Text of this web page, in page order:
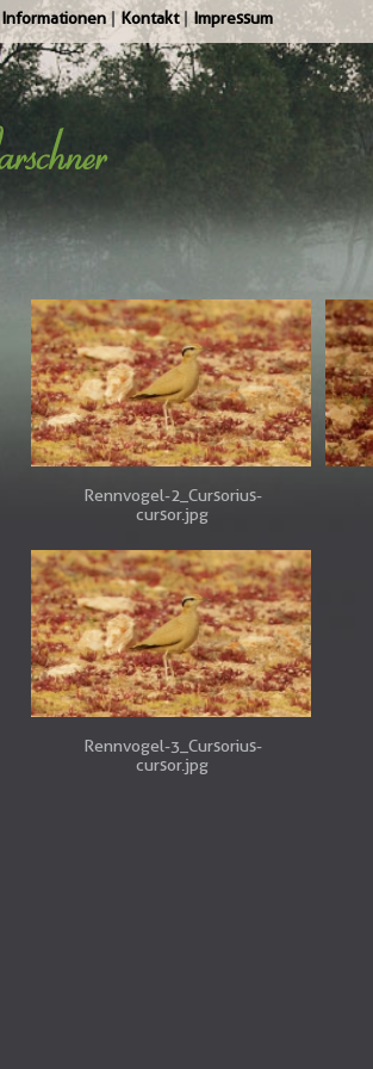
Informationen Kontakt Impressum
Rennvogel-2_Cursorius-
cursor.jpg
Rennvogel-3_Cursorius-
cursor.jpg